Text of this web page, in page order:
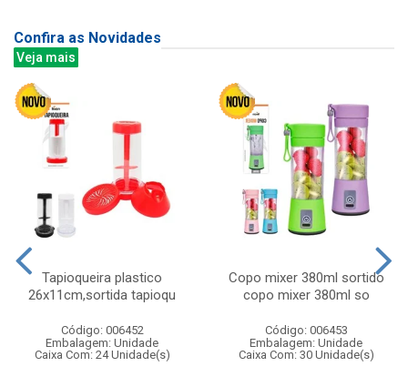
Confira as Novidades
Veja mais
Tapioqueira plastico
26x11cm,sortida tapioqu
Código: 006452
Embalagem: Unidade
Caixa Com: 24 Unidade(s)
Copo mixer 380ml sortido
copo mixer 380ml so
Código: 006453
Embalagem: Unidade
Caixa Com: 30 Unidade(s)